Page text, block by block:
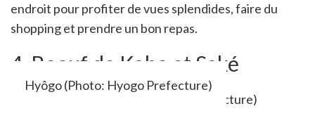
endroit pour profiter de vues splendides, faire du
shopping et prendre un bon repas.
4. Boeuf de Kobe et Saké
Hyôgo (Photo: Hyogo Prefecture)